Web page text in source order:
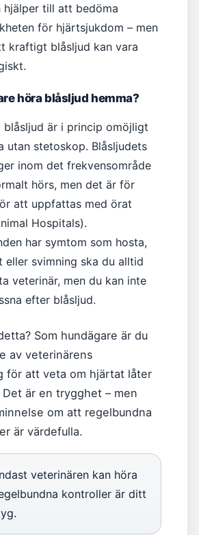
hjälper till att bedöma
för hjärtsjukdom – men
kraftigt blåsljud kan vara
höra blåsljud hemma?
blåsljud är i princip omöjligt
utan stetoskop. Blåsljudets
inom det frekvensområde
hörs, men det är för
att uppfattas med örat
Hospitals).
har symtom som hosta,
eller svimning ska du alltid
veterinär, men du kan inte
efter blåsljud.
Som hundägare är du
av veterinärens
för att veta om hjärtat låter
är en trygghet – men
om att regelbundna
är värdefulla.
veterinären kan höra
kontroller är ditt